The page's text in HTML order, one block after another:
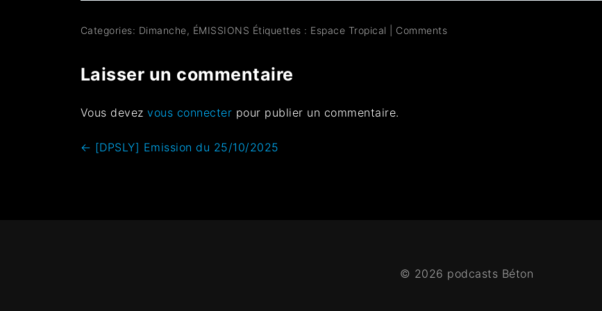
Categories: Dimanche, ÉMISSIONS Étiquettes : Espace Tropical Comments
Laisser un commentaire
Vous devezvous connecter pour publier un commentaire.
← [DPSLY] Emission du 25/10/2025
© 2026 podcasts Béton